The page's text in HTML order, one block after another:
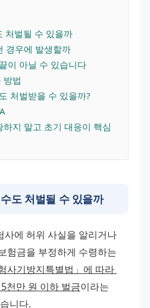
처벌될 수 있을까
경우에 발생할까
이 아닐 수 있습니다
방법
처벌받을 수 있을까?
하지 말고 초기 대응이 핵심
도 처벌될 수 있을까
사에 허위 사실을 알리거나
험금을 부정하게 수령하는
사기방지특별법」에 따라
천만 원 이하 벌금이라는
니다.